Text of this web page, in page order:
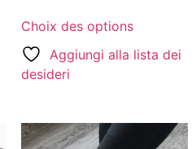
Choix des options
Aggiungi alla lista dei
desideri